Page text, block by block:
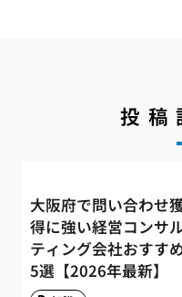
投稿
大阪府で問い合わせ
得に強い経営コンサ
ティング会社おすす
5選【2026年最新】